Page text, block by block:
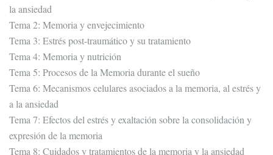
la ansiedad
Tema 2: Memoria y envejecimiento
Tema 3: Estrés post-traumático y su tratamiento
Tema 4: Memoria y nutrición
Tema 5: Procesos de la Memoria durante el sueño
Tema 6: Mecanismos celulares asociados a la memoria, al estrés y
a la ansiedad
Tema 7: Efectos del estrés y exaltación sobre la consolidación y
expresión de la memoria
Tema 8: Cuidados y tratamientos de la memoria y la ansiedad